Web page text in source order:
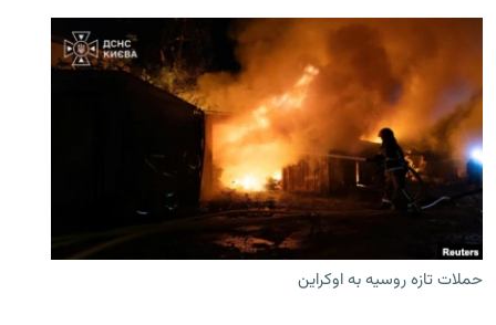
حملات تازه روسیه به اوکراین